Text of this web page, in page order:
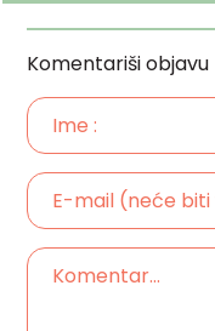
Komentariši objavu